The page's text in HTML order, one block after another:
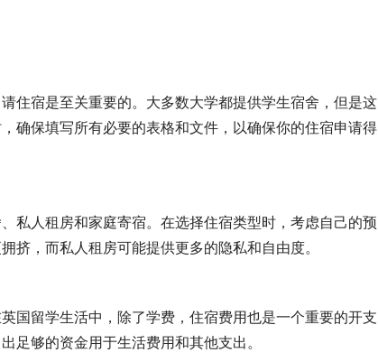
住宿是至关重要的。大多数大学都提供学生宿舍，但是这
确保填写所有必要的表格和文件，以确保你的住宿申请得
私人租房和家庭寄宿。在选择住宿类型时，考虑自己的预
挤，而私人租房可能提供更多的隐私和自由度。
国留学生活中，除了学费，住宿费用也是一个重要的开支
足够的资金用于生活费用和其他支出。